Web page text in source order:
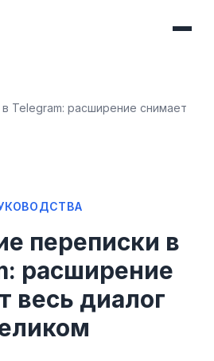
Telegram: расширение снимает
переписки в
расширение
весь диалог